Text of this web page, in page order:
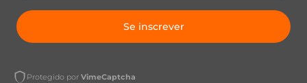
Se inscrever
Protegido por VimeCaptcha